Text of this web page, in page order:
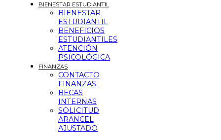
BIENESTAR ESTUDIANTIL
BIENESTAR
ESTUDIANTIL
BENEFICIOS
ESTUDIANTILES
ATENCIÓN
PSICOLÓGICA
FINANZAS
CONTACTO
FINANZAS
BECAS
INTERNAS
SOLICITUD
ARANCEL
AJUSTADO